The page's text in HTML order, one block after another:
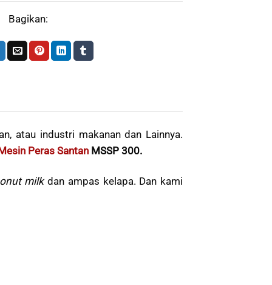
Bagikan:
atau industri makanan dan Lainnya.
Peras Santan MSSP 300.
milkdan ampas kelapa. Dan kami